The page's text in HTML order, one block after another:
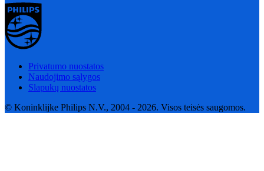
Privatumo nuostatos
Naudojimo sąlygos
Slapukų nuostatos
© Koninklijke Philips N.V., 2004 - 2026. Visos teisės saugomos.